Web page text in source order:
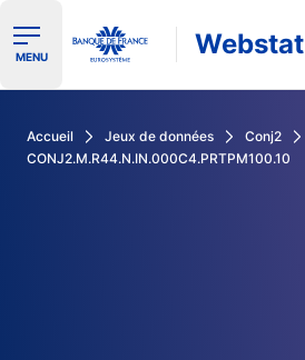
Ouvrir le menu de navigation
MENU Webstat
Accueil Jeux de données
Conj2
CONJ2.M.R44.N.IN.000C4.PRTPM100.10